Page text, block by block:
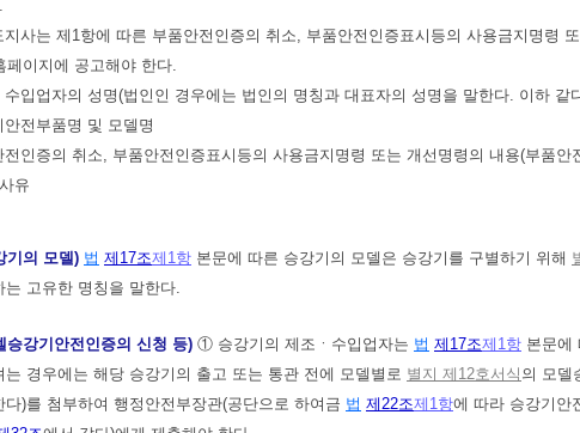
사는 제1항에 따른 부품안전인증의 취소, 부품안전인증표시등의 사용금지명령
페이지에 공고해야 한다.
수입업자의 성명(법인인 경우에는 법인의 명칭과 대표자의 성명을 말한다. 이하 같
전부품명 및 모델명
전인증의 취소, 부품안전인증표시등의 사용금지명령 또는 개선명령의 내용(부품
유
기의 모델) 법 제17조제1항 본문에 따른 승강기의 모델은 승강기를 구별하기 위해
는 고유한 명칭을 말한다.
승강기안전인증의 신청 등) ① 승강기의 제조ㆍ수입업자는 법 제17조제1항 본문에
는 경우에는 해당 승강기의 출고 또는 통관 전에 모델별로 별지 제12호서식 의 모델
다)를 첨부하여 행정안전부장관(공단으로 하여금 법 제22조제1항에 따라 승강기안